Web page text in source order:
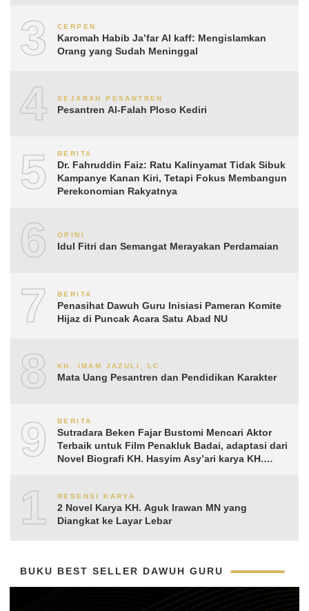
3 CERPEN
Karomah Habib Ja’far Al kaff: Mengislamkan
Orang yang Sudah Meninggal
4 SEJARAH PESANTREN
Pesantren Al-Falah Ploso Kediri
5 BERITA
Dr. Fahruddin Faiz: Ratu Kalinyamat Tidak Sibuk
Kampanye Kanan Kiri, Tetapi Fokus Membangun
Perekonomian Rakyatnya
6 OPINI
Idul Fitri dan Semangat Merayakan Perdamaian
7 BERITA
Penasihat Dawuh Guru Inisiasi Pameran Komite
Hijaz di Puncak Acara Satu Abad NU
8 KH. IMAM JAZULI, LC.
Mata Uang Pesantren dan Pendidikan Karakter
9 BERITA
Sutradara Beken Fajar Bustomi Mencari Aktor
Terbaik untuk Film Penakluk Badai, adaptasi dari
Novel Biografi KH. Hasyim Asy’ari karya KH.
10RESENSI KARYA
2 Novel Karya KH. Aguk Irawan MN yang
Diangkat ke Layar Lebar
BUKU BEST SELLER DAWUH GURU